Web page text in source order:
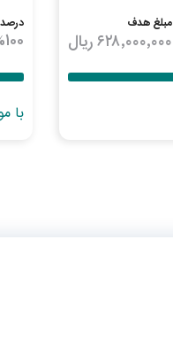
مبلغ هدف
۶۲۸٬۰۰۰٬۰۰۰ریال 100
با